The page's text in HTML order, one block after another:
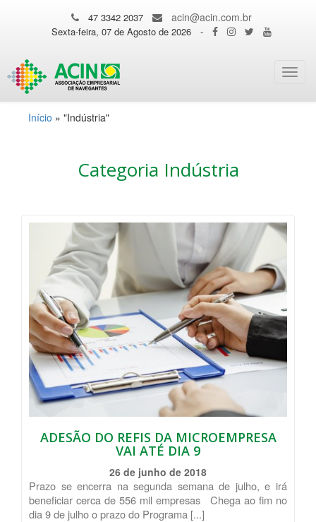
47 3342 2037 acin@acin.com.br
Sexta-feira, 07 de Agosto de 2026 -
Início » "Indústria"
Categoria Indústria
ADESÃO DO REFIS DA MICROEMPRESA
VAI ATÉ DIA 9
26 de junho de 2018
Prazo se encerra na segunda semana de julho, e irá
beneficiar cerca de 556 mil empresas Chega ao fim no
dia 9 de julho o prazo do Programa [...]